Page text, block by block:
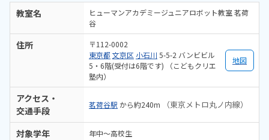
教室名
ヒューマンアカデミージュニアロボット教室 茗荷
谷
住所
〒112-0002
東京都 文京区 小石川 5-5-2 バンビビル
5・6階(受付は6階です) （こどもクリエ
塾内）
地図
アクセス・
交通手段
茗荷谷駅 から約240m （東京メトロ丸ノ内線）
対象学年 年中～高校生